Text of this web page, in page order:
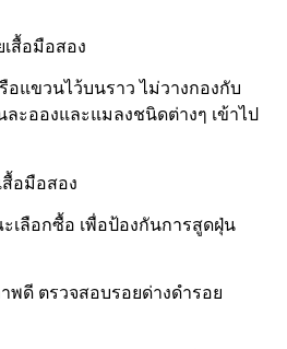
สื้อมือสอง
อแขวนไว้บนราว ไม่วางกองกับ
ะอองและแมลงชนิดต่างๆ เข้าไป
อมือสอง
เลือกซื้อ เพื่อป้องกันการสูดฝุ่น
พดี ตรวจสอบรอยด่างดำรอย